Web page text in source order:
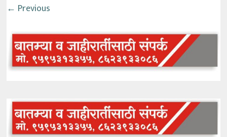
← Previous